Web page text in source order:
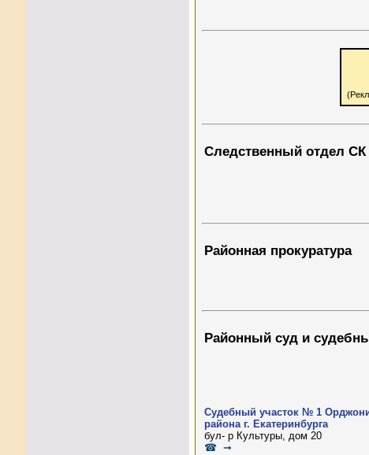
Следственный отдел СК
Районная прокуратура
Районный суд и
Судебный участок № 1
района г. Екатеринбурга
бул- р Культуры, дом 20
☎ ➞